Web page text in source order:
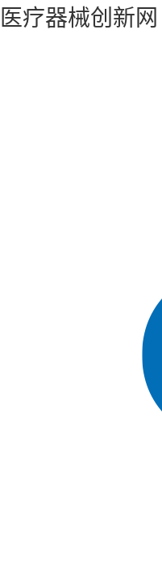
医疗器械创新网